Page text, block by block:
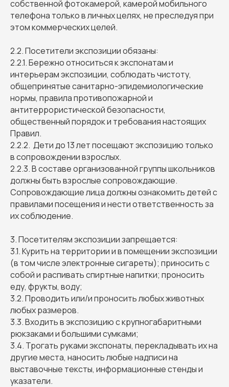
собственной фотокамерой, камерой мобильного
телефона только в личных целях, не преследуя при
этом коммерческих целей.
2.2. Посетители экспозиции обязаны:
2.2.1. Бережно относиться к экспонатам и
интерьерам экспозиции, соблюдать чистоту,
общепринятые санитарно-эпидемиологические
нормы, правила противопожарной и
антитеррористической безопасности,
общественный порядок и требования настоящих
Правил.
2.2.2. Дети до 13 лет посещают экспозицию только
в сопровождении взрослых.
2.2.3. В составе организованной группы школьников
должны быть взрослые сопровождающие.
Сопровождающие лица должны ознакомить детей с
правилами посещения и нести ответственность за
их соблюдение.
3. Посетителям экспозиции запрещается:
3.1. Курить на территории и в помещении экспозиции
(в том числе электронные сигареты); приносить с
собой и распивать спиртные напитки; проносить
еду, фрукты, воду;
3.2. Проводить или/и проносить любых животных
любых размеров.
3.3. Входить в экспозицию с крупногабаритными
рюкзаками и большими сумками;
3.4. Трогать руками экспонаты, перекладывать их на
другие места, наносить любые надписи на
выставочные тексты, информационные стенды и
указатели.